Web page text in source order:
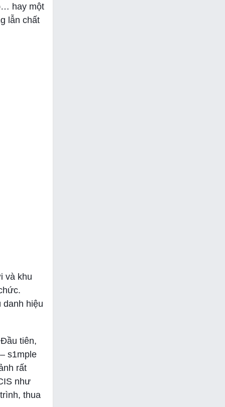
hay một
lẫn chất
và khu
danh hiệu
tiên,
s1mple
rất
như
thua